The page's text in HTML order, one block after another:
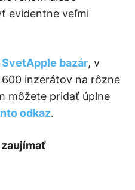
evidentne veľmi
SvetApple bazár, v
inzerátov na rôzne
môžete pridať úplne
odkaz.